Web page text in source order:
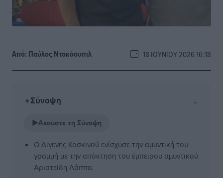
Από: Παύλος Nτοκόουπιλ 18 ΙΟΥΝΊΟΥ 2026 16:18
✦Σύνοψη ⌄
▶Ακούστε τη Σύνοψη
Ο Διγενής Κοσκινού ενίσχυσε την αμυντική του
γραμμή με την απόκτηση του έμπειρου αμυντικού
Αριστείδη Λάππα.